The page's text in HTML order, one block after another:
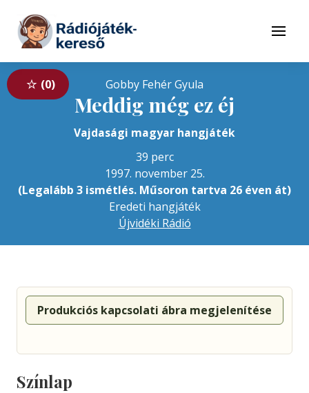
Tovább a tartalomhoz
Menü
0 Gobby Fehér Gyula
Meddig még ez éj
Vajdasági magyar hangjáték
39 perc
1997. november 25.
(Legalább 3 ismétlés. Műsoron tartva 26 éven át)
Eredeti hangjáték
Újvidéki Rádió
Produkciós kapcsolati ábra megjelenítése
Színlap